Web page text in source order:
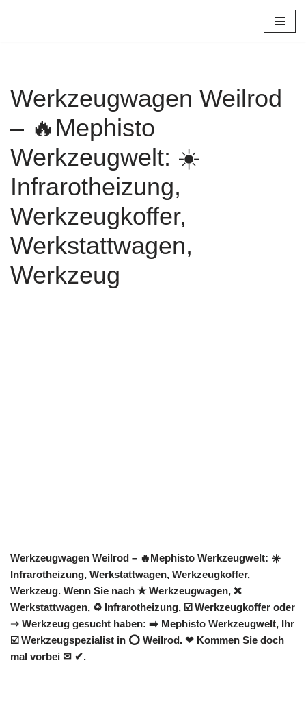
Werkzeugwagen Weilrod
– 🔥Mephisto
Werkzeugwelt: ☀️
Infrarotheizung,
Werkzeugkoffer,
Werkstattwagen,
Werkzeug
Werkzeugwagen Weilrod – 🔥Mephisto Werkzeugwelt: ☀️
Infrarotheizung, Werkstattwagen, Werkzeugkoffer,
Werkzeug. Wenn Sie nach ★ Werkzeugwagen, ❌
Werkstattwagen, ♻ Infrarotheizung, ☑️ Werkzeugkoffer oder
⇒ Werkzeug gesucht haben: ➡️ Mephisto Werkzeugwelt, Ihr
☑️ Werkzeugspezialist in ⭕ Weilrod. ❤ Kommen Sie doch
mal vorbei ✉ ✔.